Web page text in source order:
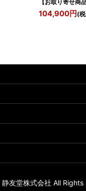
【お取り寄
104,900円 (
友堂株式会社 All Rights